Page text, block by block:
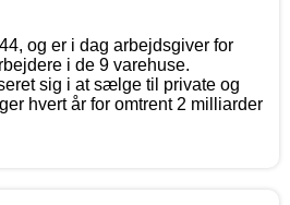
og er i dag arbejdsgiver for
i de 9 varehuse.
sig i at sælge til private og
hvert år for omtrent 2 milliarder